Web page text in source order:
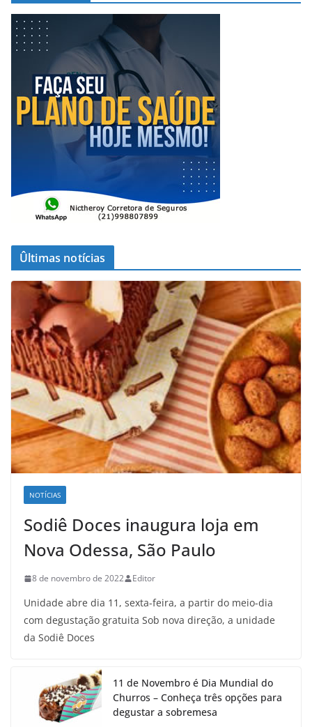
Ûltimas notícias
NOTÍCIAS
Sodiê Doces inaugura loja em
Nova Odessa, São Paulo
8 de novembro de 2022 Editor
Unidade abre dia 11, sexta-feira, a partir do meio-dia
com degustação gratuita Sob nova direção, a unidade
da Sodiê Doces
11 de Novembro é Dia Mundial do
Churros – Conheça três opções para
degustar a sobremesa